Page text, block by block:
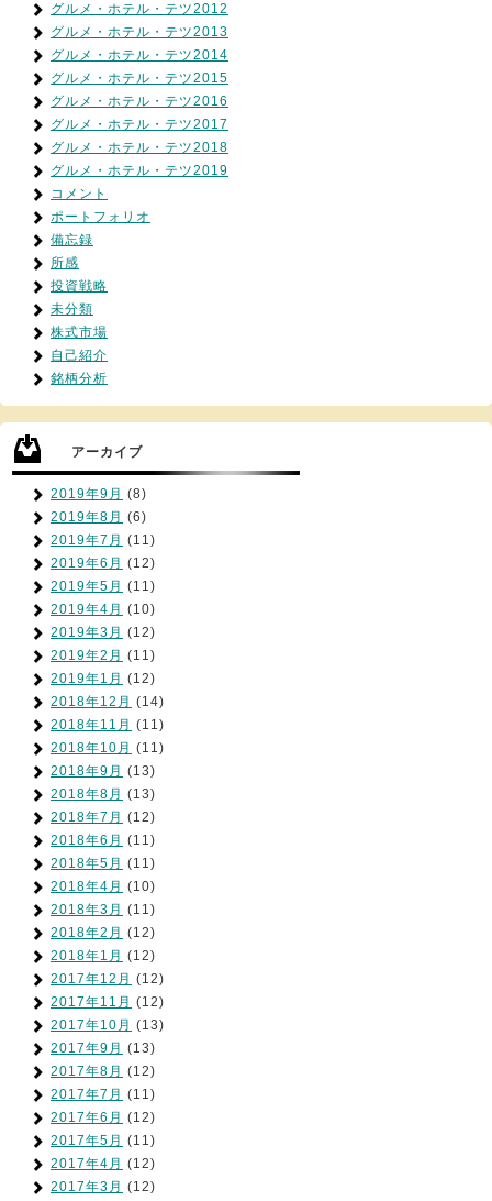
グルメ・ホテル・テツ2012
グルメ・ホテル・テツ2013
グルメ・ホテル・テツ2014
グルメ・ホテル・テツ2015
グルメ・ホテル・テツ2016
グルメ・ホテル・テツ2017
グルメ・ホテル・テツ2018
グルメ・ホテル・テツ2019
コメント
ポートフォリオ
備忘録
所感
投資戦略
未分類
株式市場
自己紹介
銘柄分析
アーカイブ
2019年9月 (8)
2019年8月 (6)
2019年7月 (11)
2019年6月 (12)
2019年5月 (11)
2019年4月 (10)
2019年3月 (12)
2019年2月 (11)
2019年1月 (12)
2018年12月 (14)
2018年11月 (11)
2018年10月 (11)
2018年9月 (13)
2018年8月 (13)
2018年7月 (12)
2018年6月 (11)
2018年5月 (11)
2018年4月 (10)
2018年3月 (11)
2018年2月 (12)
2018年1月 (12)
2017年12月 (12)
2017年11月 (12)
2017年10月 (13)
2017年9月 (13)
2017年8月 (12)
2017年7月 (11)
2017年6月 (12)
2017年5月 (11)
2017年4月 (12)
2017年3月 (12)